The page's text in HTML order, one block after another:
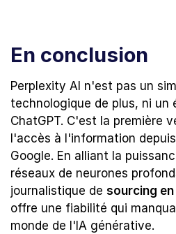
En conclusion
Perplexity AI n'est pas un
technologique de plus, ni un
ChatGPT. C'est la première
l'accès à l'information
Google. En alliant la
réseaux de neurones
journalistique de sourcing
offre une fiabilité qui
monde de l'IA générative.